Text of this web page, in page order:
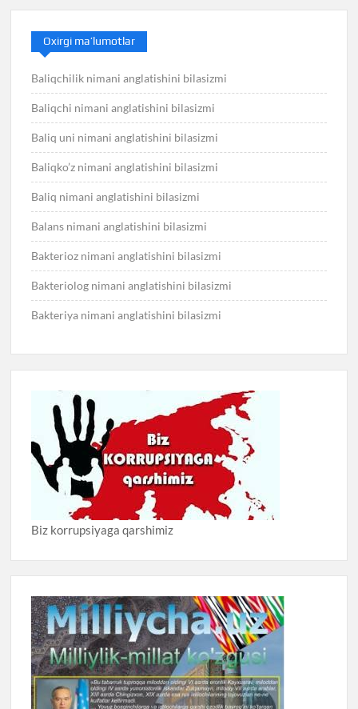
Oxirgi ma’lumotlar
Baliqchilik nimani anglatishini bilasizmi
Baliqchi nimani anglatishini bilasizmi
Baliq uni nimani anglatishini bilasizmi
Baliqko’z nimani anglatishini bilasizmi
Baliq nimani anglatishini bilasizmi
Balans nimani anglatishini bilasizmi
Bakterioz nimani anglatishini bilasizmi
Bakteriolog nimani anglatishini bilasizmi
Bakteriya nimani anglatishini bilasizmi
Biz korrupsiyaga qarshimiz